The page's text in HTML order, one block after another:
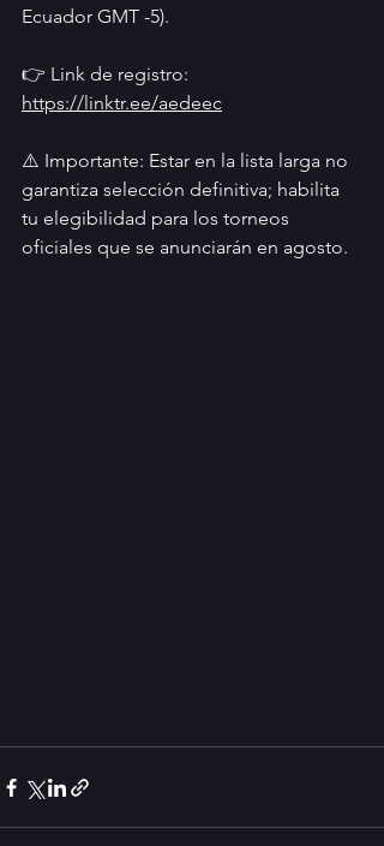
Ecuador GMT -5).
👉 Link de registro:
https://linktr.ee/aedeec
⚠️ Importante: Estar en la lista larga no
garantiza selección definitiva; habilita
tu elegibilidad para los torneos
oficiales que se anunciarán en agosto.